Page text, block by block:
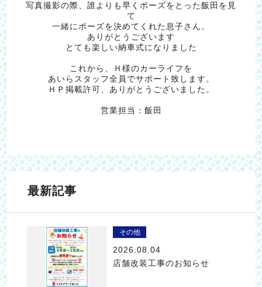
写真撮影の際、誰よりも早くポーズをとった飯田を見
て
一緒にポーズを決めてくれた息子さん。
ありがとうございます
とても楽しい納車式になりました
これから、Ｈ様のカーライフを
あいらスタッフ全員でサポート致します。
ＨＰ掲載許可、ありがとうございました。
営業担当：飯田
最新記事
その他
2026.08.04
店舗改装工事のお知らせ